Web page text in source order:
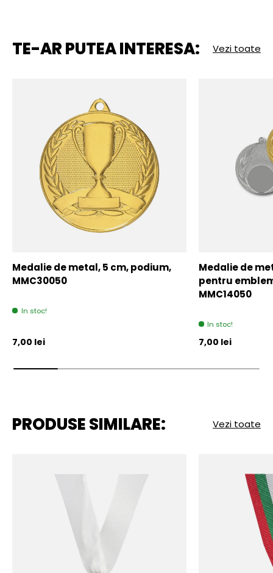
TE-AR PUTEA INTERESA: Vezi toate
Medalie de metal, 5 cm, podium,
MMC30050
In stoc!
Pret initial
7,00 lei
Medalie de
pentru
MMC14050
In stoc!
Pret initial
7,00 lei
PRODUSE SIMILARE: Vezi toate